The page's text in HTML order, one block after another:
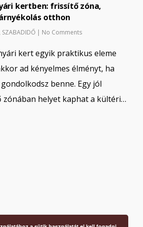
kertben: frissítő zóna,
otthon
SZABADIDŐ | No Comments
kert egyik praktikus eleme
ad kényelmes élményt, ha
benne. Egy jól
helyet kaphat a kültéri…